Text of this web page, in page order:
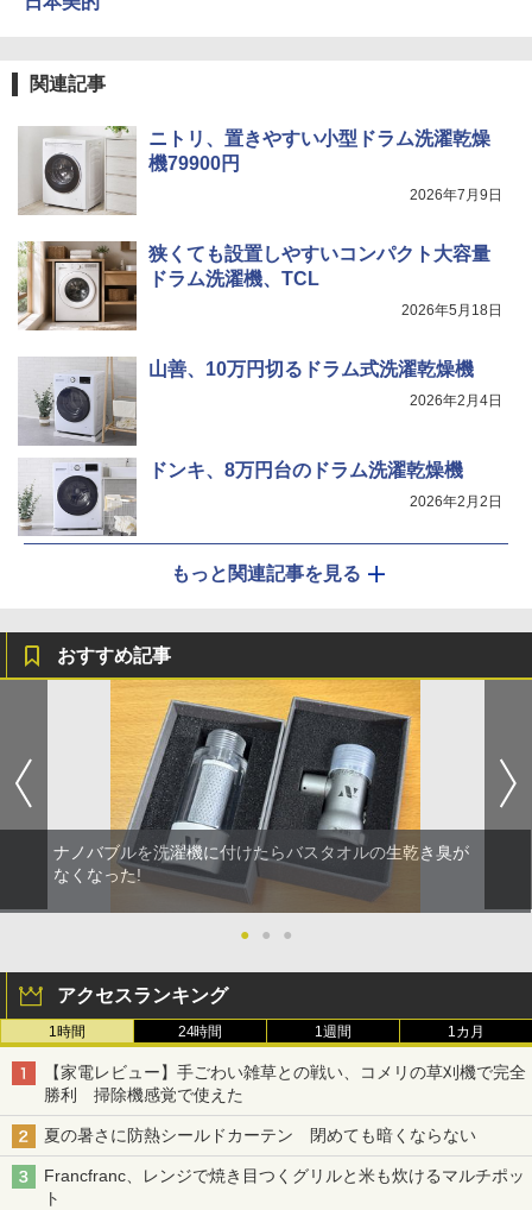
関連記事
ニトリ、置きやすい小型ドラム洗濯乾燥
機79900円
2026年7月9日
狭くても設置しやすいコンパクト大容量
ドラム洗濯機、TCL
2026年5月18日
山善、10万円切るドラム式洗濯乾燥機
2026年2月4日
ドンキ、8万円台のドラム洗濯乾燥機
2026年2月2日
もっと関連記事を見る
おすすめ記事
ナノバブルを洗濯機に付けたらバスタオルの生乾き臭が
なくなった!
● ● ●
アクセスランキング
1時間 24時間 1週間 1カ月
【家電レビュー】手ごわい雑草との戦い、コメリの草刈機で完全
勝利 掃除機感覚で使えた
夏の暑さに防熱シールドカーテン 閉めても暗くならない
Francfranc、レンジで焼き目つくグリルと米も炊けるマルチポッ
ト